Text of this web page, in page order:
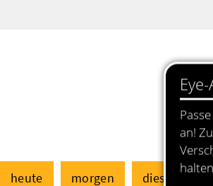
heute morgen diese Woche